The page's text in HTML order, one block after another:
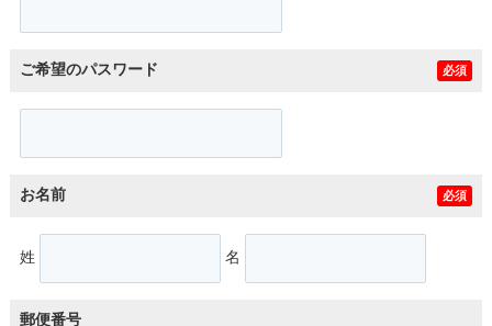
ご希望のパスワード 必須
お名前 必須
姓 名
郵便番号